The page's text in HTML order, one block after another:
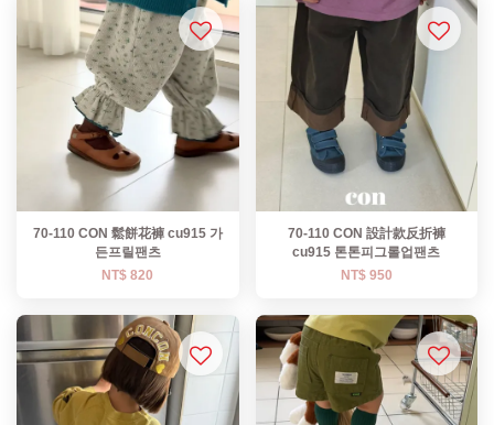
70-110 CON 鬆餅花褲 cu915 가
든프릴팬츠
NT$ 820
70-110 CON 設計款反折褲
cu915 톤톤피그롤업팬츠
NT$ 950